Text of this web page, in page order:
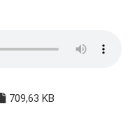
709,63 KB